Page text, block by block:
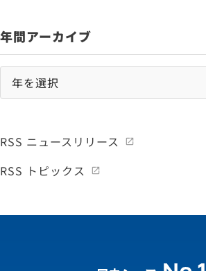
年間アーカイブ
RSS ニュースリリース
RSS トピックス